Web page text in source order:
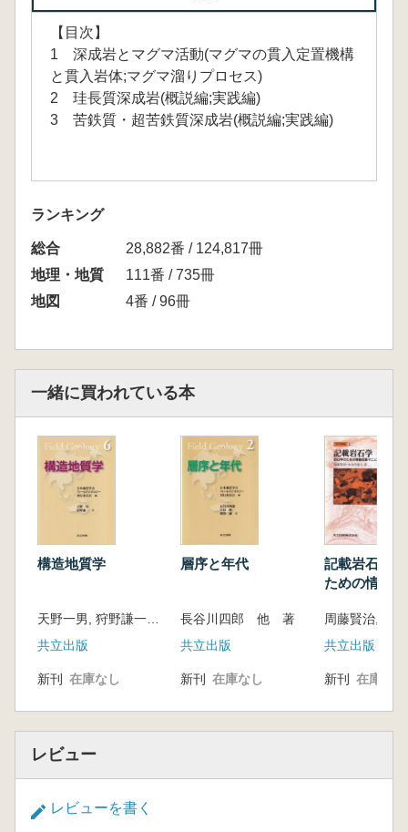
【目次】
1 深成岩とマグマ活動(マグマの貫入定置機構
と貫入岩体;マグマ溜りプロセス)
2 珪長質深成岩(概説編;実践編)
3 苦鉄質・超苦鉄質深成岩(概説編;実践編)
ランキング
総合
28,882番 / 124,817冊
地理・地質
111番 / 735冊
地図
4番 / 96冊
一緒に買われている本
構造地質学
天野一男, 狩野謙一 著
共立出版
新刊 在庫なし
層序と年代
長谷川四郎 他 著
共立出版
新刊 在庫なし
記載岩石学 岩石学の
ための情報
共立出版
新刊 在庫なし
レビュー
レビューを書く